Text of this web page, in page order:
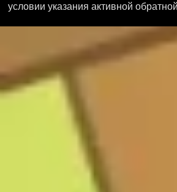
условии указания активной